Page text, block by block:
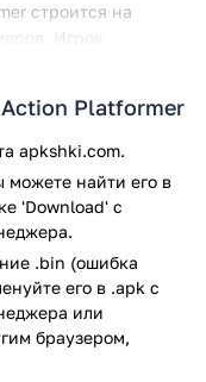
строится на
Игрок
пройти
Чтобы
использовать
выполнена в ярком
атмосферу
героем
кнопок на
с
Platformer
apkshki.com.
найти его в
'Download' с
.bin (ошибка
его в .apk с
или
браузером,